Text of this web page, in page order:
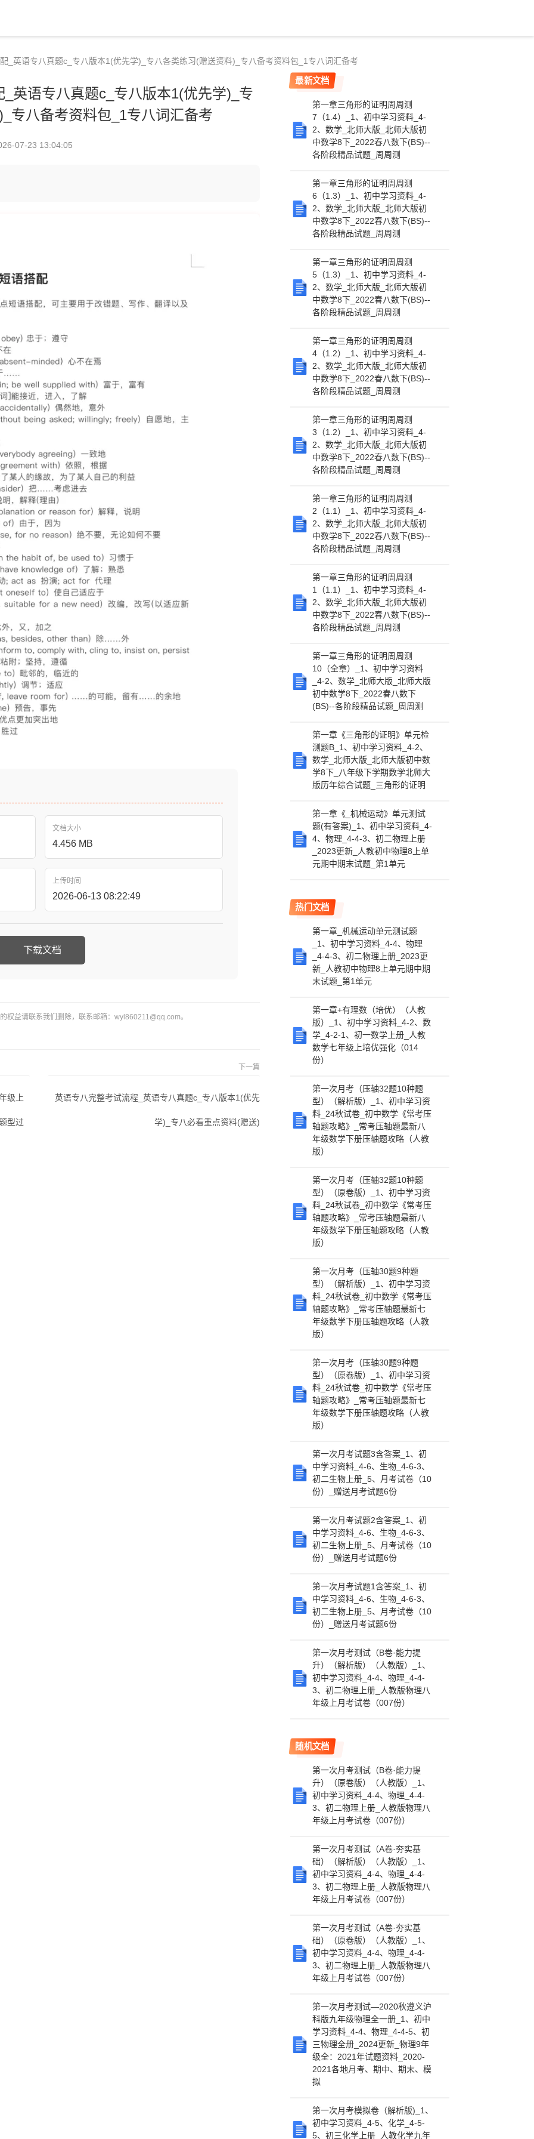
_英语专八真题c_专八版本1(优先学)_专八各类练习(赠送资料)_专八备考资料包_1专八词汇备考
英语专八真题c_专八版本1(优先学)_专
专八备考资料包_1专八词汇备考
07-23 13:04:05
文档大小
4.456 MB
上传时间
2026-06-13 08:22:49
下载文档
权益请联系我们删除，联系邮箱：wyl860211@qq.com。
级上
型过
下一篇
英语专八完整考试流程_英语专八真题c_专八版本1(优先
学)_专八必看重点资料(赠送)
最新文档
第一章三角形的证明周周测
7（1.4）_1、初中学习资料_4-
2、数学_北师大版_北师大版初
中数学8下_2022春八数下(BS)--
各阶段精品试题_周周测
第一章三角形的证明周周测
6（1.3）_1、初中学习资料_4-
2、数学_北师大版_北师大版初
中数学8下_2022春八数下(BS)--
各阶段精品试题_周周测
第一章三角形的证明周周测
5（1.3）_1、初中学习资料_4-
2、数学_北师大版_北师大版初
中数学8下_2022春八数下(BS)--
各阶段精品试题_周周测
第一章三角形的证明周周测
4（1.2）_1、初中学习资料_4-
2、数学_北师大版_北师大版初
中数学8下_2022春八数下(BS)--
各阶段精品试题_周周测
第一章三角形的证明周周测
3（1.2）_1、初中学习资料_4-
2、数学_北师大版_北师大版初
中数学8下_2022春八数下(BS)--
各阶段精品试题_周周测
第一章三角形的证明周周测
2（1.1）_1、初中学习资料_4-
2、数学_北师大版_北师大版初
中数学8下_2022春八数下(BS)--
各阶段精品试题_周周测
第一章三角形的证明周周测
1（1.1）_1、初中学习资料_4-
2、数学_北师大版_北师大版初
中数学8下_2022春八数下(BS)--
各阶段精品试题_周周测
第一章三角形的证明周周测
10（全章）_1、初中学习资料
_4-2、数学_北师大版_北师大版
初中数学8下_2022春八数下
(BS)--各阶段精品试题_周周测
第一章《三角形的证明》单元检
测题B_1、初中学习资料_4-2、
数学_北师大版_北师大版初中数
学8下_八年级下学期数学北师大
版历年综合试题_三角形的证明
第一章《_机械运动》单元测试
题(有答案)_1、初中学习资料_4-
4、物理_4-4-3、初二物理上册
_2023更新_人教初中物理8上单
元期中期末试题_第1单元
热门文档
第一章_机械运动单元测试题
_1、初中学习资料_4-4、物理
_4-4-3、初二物理上册_2023更
新_人教初中物理8上单元期中期
末试题_第1单元
第一章+有理数（培优）（人教
版）_1、初中学习资料_4-2、数
学_4-2-1、初一数学上册_人教
数学七年级上培优强化（014
份）
第一次月考（压轴32题10种题
型）（解析版）_1、初中学习资
料_24秋试卷_初中数学《常考压
轴题攻略》_常考压轴题最新八
年级数学下册压轴题攻略（人教
版）
第一次月考（压轴32题10种题
型）（原卷版）_1、初中学习资
料_24秋试卷_初中数学《常考压
轴题攻略》_常考压轴题最新八
年级数学下册压轴题攻略（人教
版）
第一次月考（压轴30题9种题
型）（解析版）_1、初中学习资
料_24秋试卷_初中数学《常考压
轴题攻略》_常考压轴题最新七
年级数学下册压轴题攻略（人教
版）
第一次月考（压轴30题9种题
型）（原卷版）_1、初中学习资
料_24秋试卷_初中数学《常考压
轴题攻略》_常考压轴题最新七
年级数学下册压轴题攻略（人教
版）
第一次月考试题3含答案_1、初
中学习资料_4-6、生物_4-6-3、
初二生物上册_5、月考试卷（10
份）_赠送月考试题6份
第一次月考试题2含答案_1、初
中学习资料_4-6、生物_4-6-3、
初二生物上册_5、月考试卷（10
份）_赠送月考试题6份
第一次月考试题1含答案_1、初
中学习资料_4-6、生物_4-6-3、
初二生物上册_5、月考试卷（10
份）_赠送月考试题6份
第一次月考测试（B卷·能力提
升）（解析版）（人教版）_1、
初中学习资料_4-4、物理_4-4-
3、初二物理上册_人教版物理八
年级上月考试卷（007份）
随机文档
第一次月考测试（B卷·能力提
升）（原卷版）（人教版）_1、
初中学习资料_4-4、物理_4-4-
3、初二物理上册_人教版物理八
年级上月考试卷（007份）
第一次月考测试（A卷·夯实基
础）（解析版）（人教版）_1、
初中学习资料_4-4、物理_4-4-
3、初二物理上册_人教版物理八
年级上月考试卷（007份）
第一次月考测试（A卷·夯实基
础）（原卷版）（人教版）_1、
初中学习资料_4-4、物理_4-4-
3、初二物理上册_人教版物理八
年级上月考试卷（007份）
第一次月考测试—2020秋遵义沪
科版九年级物理全一册_1、初中
学习资料_4-4、物理_4-4-5、初
三物理全册_2024更新_物理9年
级全：2021年试题资料_2020-
2021各地月考、期中、期末、模
拟
第一次月考模拟卷（解析版)_1、
初中学习资料_4-5、化学_4-5-
5、初三化学上册_人教化学九年